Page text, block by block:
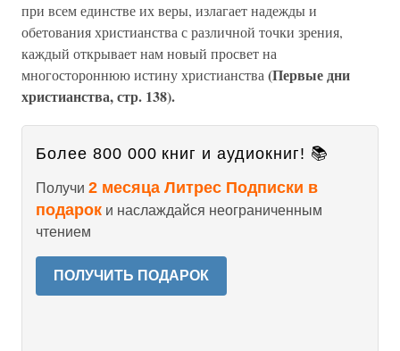
при всем единстве их веры, излагает надежды и
обетования христианства с различной точки зрения,
каждый открывает нам новый просвет на
многостороннюю истину христианства (Первые дни
христианства, стр. 138).
Более 800 000 книг и аудиокниг! 📚
Получи 2 месяца Литрес Подписки в
подарок и наслаждайся неограниченным
чтением
ПОЛУЧИТЬ ПОДАРОК